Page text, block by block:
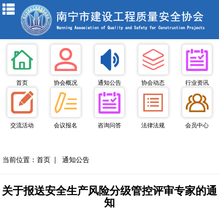
首页 协会概况 通知公告 协会动态 行业资讯
交流活动 会议报名 咨询问答 法律法规 会员中心
当前位置： 首页 | 通知公告
关于报送安全生产风险分级管控评审专家的通
知